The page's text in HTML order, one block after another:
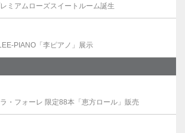
ミアムローズスイートルーム誕生
PIANO「李ピアノ」展示
・フォーレ 限定88本「恵方ロール」販売